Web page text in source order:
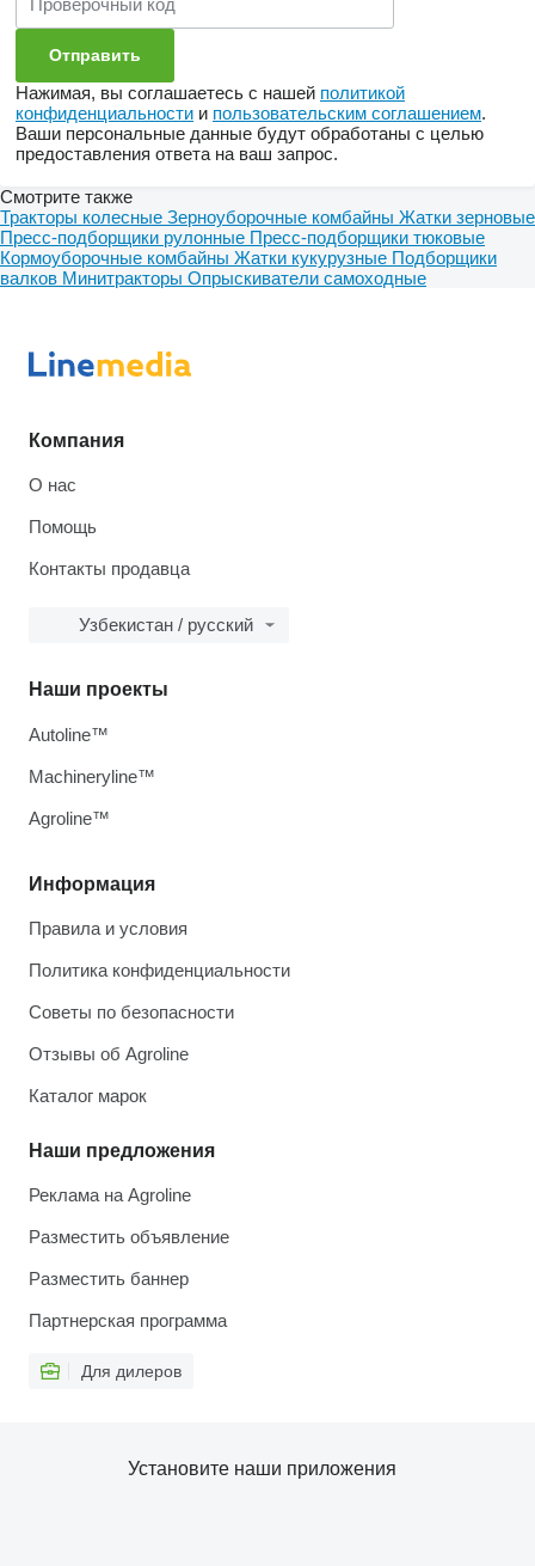
Нажимая, вы соглашаетесь с нашей политикой
конфиденциальности и пользовательским соглашением.
Ваши персональные данные будут обработаны с целью
предоставления ответа на ваш запрос.
Смотрите также
Тракторы колесные Зерноуборочные комбайны Жатки зерновые
Пресс-подборщики рулонные Пресс-подборщики тюковые
Кормоуборочные комбайны Жатки кукурузные Подборщики
валков Минитракторы Опрыскиватели самоходные
Компания
О нас
Помощь
Контакты продавца
Узбекистан / русский
Информация
Правила и условия
Политика конфиденциальности
Советы по безопасности
Отзывы об Agroline
Каталог марок
Наши предложения
Реклама на Agroline
Разместить объявление
Разместить баннер
Партнерская программа
Для дилеров
Наши проекты
Autoline™
Machineryline™
Agroline™
Установите наши приложения